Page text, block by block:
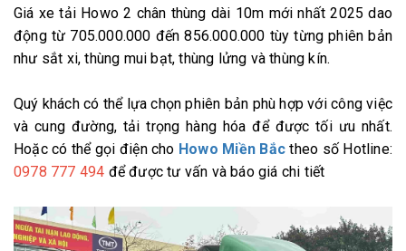
Giá xe tải Howo 2 chân thùng dài 10m mới nhất 2025 dao
động từ 705.000.000 đến 856.000.000 tùy từng phiên bản
như sắt xi, thùng mui bạt, thùng lửng và thùng kín.
Quý khách có thể lựa chọn phiên bản phù hợp với công việc
và cung đường, tải trọng hàng hóa để được tối ưu nhất.
Hoặc có thể gọi điện cho Howo Miền Bắc theo số Hotline:
0978 777 494 để được tư vấn và báo giá chi tiết